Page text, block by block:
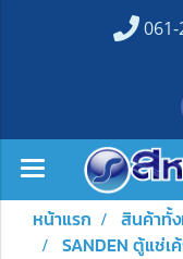
หน้าแรก สินค้าทั้
SANDEN ตู้แช่เ